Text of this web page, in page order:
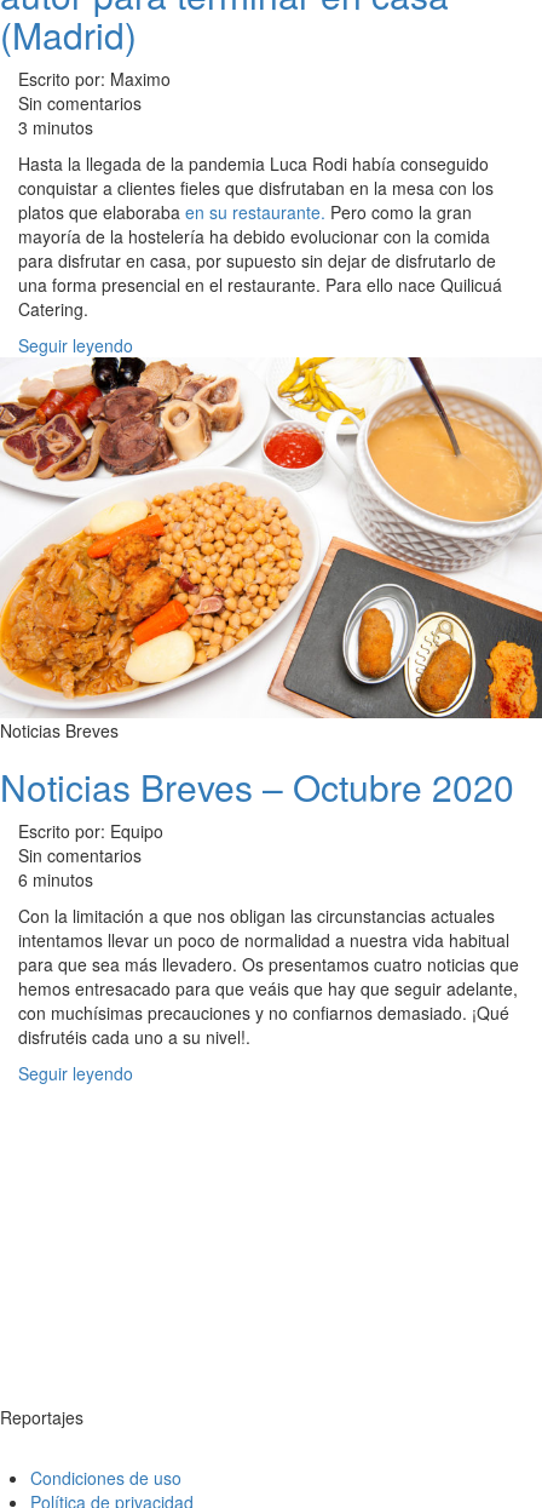
(Madrid)
Escrito por: Maximo
Sin comentarios
3 minutos
Hasta la llegada de la pandemia Luca Rodi había conseguido
conquistar a clientes fieles que disfrutaban en la mesa con los
platos que elaboraba en su restaurante. Pero como la gran
mayoría de la hostelería ha debido evolucionar con la comida
para disfrutar en casa, por supuesto sin dejar de disfrutarlo de
una forma presencial en el restaurante. Para ello nace Quilicuá
Catering.
Seguir leyendo
Noticias Breves
Noticias Breves – Octubre 2020
Escrito por: Equipo
Sin comentarios
6 minutos
Con la limitación a que nos obligan las circunstancias actuales
intentamos llevar un poco de normalidad a nuestra vida habitual
para que sea más llevadero. Os presentamos cuatro noticias que
hemos entresacado para que veáis que hay que seguir adelante,
con muchísimas precauciones y no confiarnos demasiado. ¡Qué
disfrutéis cada uno a su nivel!.
Seguir leyendo
Reportajes
Condiciones de uso
Política de privacidad